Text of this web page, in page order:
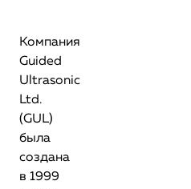
Компания
Guided
Ultrasonic
Ltd.
(GUL)
была
создана
в 1999